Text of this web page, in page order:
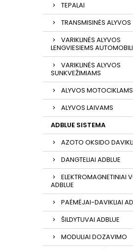
TEPALAI
TRANSMISINĖS ALYVOS
VARIKLINĖS ALYVOS
LENGVIESIEMS
VARIKLINĖS ALYVOS
SUNKVEŽIMIAMS
ALYVOS MOTOCIKLAMS
ALYVOS LAIVAMS
ADBLUE SISTEMA
AZOTO OKSIDO
DANGTELIAI ADBLUE
ELEKTROMAGNETINIAI
ADBLUE
PAĖMĖJAI-DAVIKLIAI
ŠILDYTUVAI ADBLUE
MODULIAI DOZAVIMO